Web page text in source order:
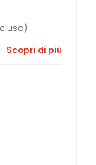
Scopri di più